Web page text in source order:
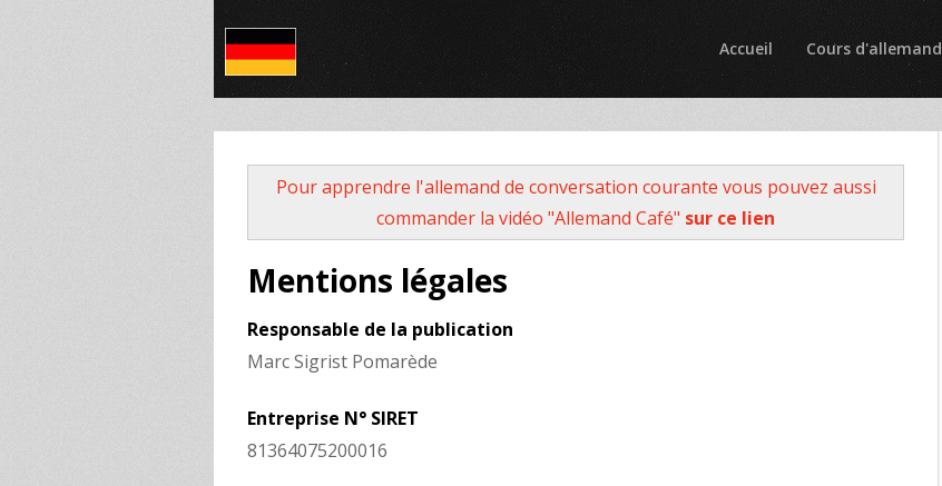
Accueil Cours d'allemand
Pour apprendre l'allemand de conversation courante vous pouvez aussi
commander la vidéo "Allemand Café" sur ce lien
Mentions légales
Responsable de la publication
Marc Sigrist Pomarède
Entreprise N° SIRET
81364075200016